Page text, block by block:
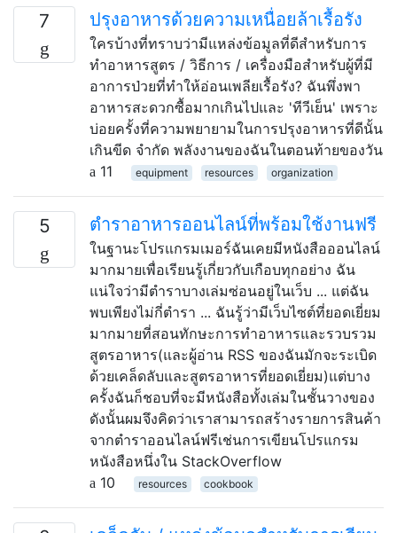
7 ปรุงอาหารด้วยความเหนื่อยล้าเรื้อรัง
ใครบ้างที่ทราบว่ามีแหล่งข้อมูลที่ดีสำหรับการ
ทำอาหารสูตร / วิธีการ / เครื่องมือสำหรับผู้ที่มี
อาการป่วยที่ทำให้อ่อนเพลียเรื้อรัง? ฉันพึ่งพา
อาหารสะดวกซื้อมากเกินไปและ 'ทีวีเย็น' เพราะ
บ่อยครั้งที่ความพยายามในการปรุงอาหารที่ดีนั้น
เกินขีด จำกัด พลังงานของฉันในตอนท้ายของวัน
11
equipment resources organization
5 ตำราอาหารออนไลน์ที่พร้อมใช้งานฟรี
ในฐานะโปรแกรมเมอร์ฉันเคยมีหนังสือออนไลน์
มากมายเพื่อเรียนรู้เกี่ยวกับเกือบทุกอย่าง ฉัน
แน่ใจว่ามีตำราบางเล่มซ่อนอยู่ในเว็บ ... แต่ฉัน
พบเพียงไม่กี่ตำรา ... ฉันรู้ว่ามีเว็บไซต์ที่ยอดเยี่ยม
มากมายที่สอนทักษะการทำอาหารและรวบรวม
สูตรอาหาร(และผู้อ่าน RSS ของฉันมักจะระเบิด
ด้วยเคล็ดลับและสูตรอาหารที่ยอดเยี่ยม)แต่บาง
ครั้งฉันก็ชอบที่จะมีหนังสือทั้งเล่มในชั้นวางของ
ดังนั้นผมจึงคิดว่าเราสามารถสร้างรายการสินค้า
จากตำราออนไลน์ฟรีเช่นการเขียนโปรแกรม
หนังสือหนึ่งใน StackOverflow
10
resources cookbook